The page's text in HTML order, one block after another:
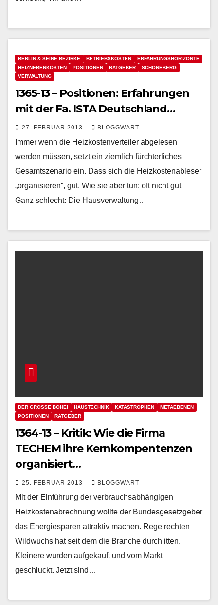
BERLIN & SEINE BEZIRKE BETRIEBSKOSTEN
ERFAHRUNGSHORIZONTE
HEIZNEBENKOSTEN
POSITIONEN RATGEBER
SCHÖNEBERG
VERWALTUNG
1365-13 – Positionen: Erfahrungen
mit der Fa. ISTA Deutschland…
27. FEBRUAR 2013 BLOGGWART
Immer wenn die Heizkostenverteiler abgelesen
werden müssen, setzt ein ziemlich fürchterliches
Gesamtszenario ein. Dass sich die Heizkostenableser
„organisieren“, gut. Wie sie aber tun: oft nicht gut.
Ganz schlecht: Die Hausverwaltung…
DER GROSSE BOHEI HAUSTECHNIK KATASTROPHEN
METAEBENEN
POSITIONEN
RATGEBER
1364-13 – Kritik: Wie die Firma
TECHEM ihre Kernkompentenzen
organisiert…
25. FEBRUAR 2013 BLOGGWART
Mit der Einführung der verbrauchsabhängigen
Heizkostenabrechnung wollte der Bundesgesetzgeber
das Energiesparen attraktiv machen. Regelrechten
Wildwuchs hat seit dem die Branche durchlitten.
Kleinere wurden aufgekauft und vom Markt
geschluckt. Jetzt sind…